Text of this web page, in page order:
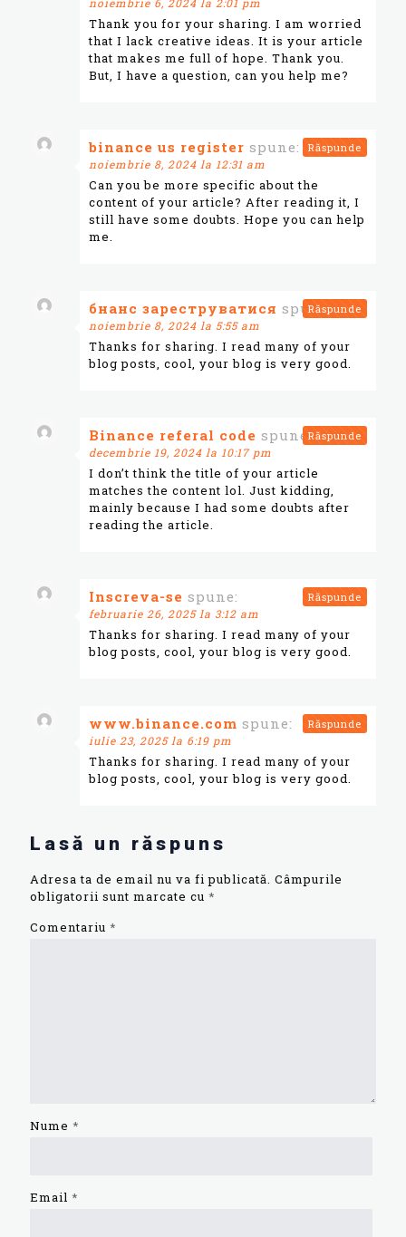
Thank you for your sharing. I am worried
that I lack creative ideas. It is your article
that makes me full of hope. Thank you.
But, I have a question, can you help me?
binance us register spune:
noiembrie 8, 2024 la 12:31 am
Can you be more specific about the
content of your article? After reading it, I
still have some doubts. Hope you can help
me.
Răspunde
бнанс зареструватися spune:
noiembrie 8, 2024 la 5:55 am
Thanks for sharing. I read many of your
blog posts, cool, your blog is very good.
Răspunde
Binance referal code spune:
decembrie 19, 2024 la 10:17 pm
I don’t think the title of your article
matches the content lol. Just kidding,
mainly because I had some doubts after
reading the article.
Răspunde
Inscreva-se spune:
februarie 26, 2025 la 3:12 am
Thanks for sharing. I read many of your
blog posts, cool, your blog is very good.
Răspunde
www.binance.com spune:
iulie 23, 2025 la 6:19 pm
Thanks for sharing. I read many of your
blog posts, cool, your blog is very good.
Răspunde
Lasă un răspuns
Adresa ta de email nu va fi publicată. Câmpurile
obligatorii sunt marcate cu *
Comentariu *
Nume *
Email *